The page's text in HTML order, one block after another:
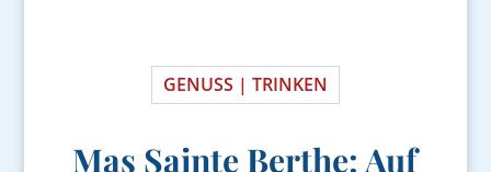
GENUSS | TRINKEN
Mas Sainte Berthe: Auf